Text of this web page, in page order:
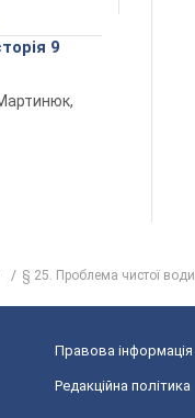
9
§ 25. Проблема чистої води
Правова інформація
Редакційна політика